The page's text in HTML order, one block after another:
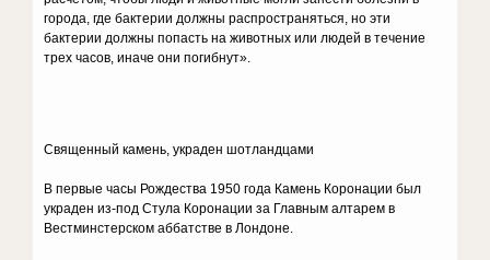
города, где бактерии должны распространяться, но эти
бактерии должны попасть на животных или людей в течение
трех часов, иначе они погибнут».
Священный камень, украден шотландцами
В первые часы Рождества 1950 года Камень Коронации был
украден из-под Стула Коронации за Главным алтарем в
Вестминстерском аббатстве в Лондоне.